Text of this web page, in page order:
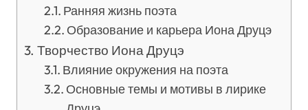
Ранняя жизнь поэта
Образование и карьера Иона Друцэ
Творчество Иона Друцэ
Влияние окружения на поэта
Основные темы и мотивы в лирике